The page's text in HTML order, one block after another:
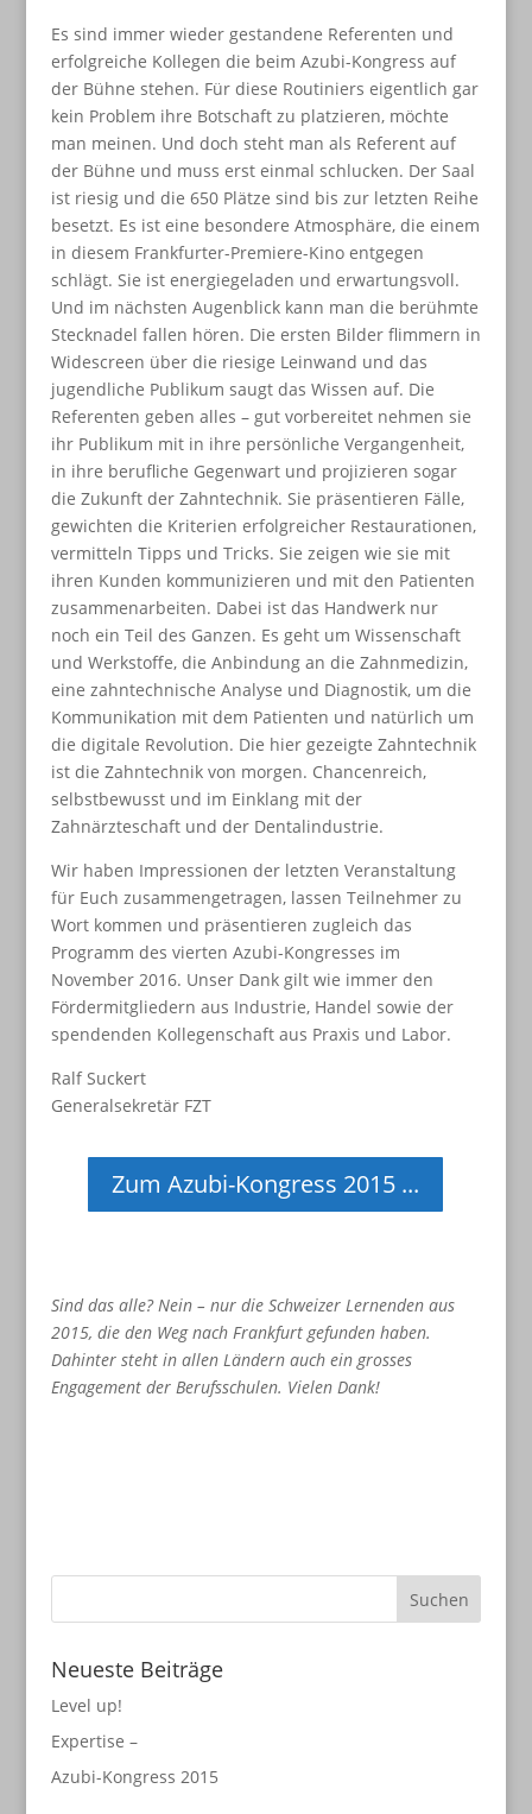
Es sind immer wieder gestandene Referenten und
erfolgreiche Kollegen die beim Azubi-Kongress auf
der Bühne stehen. Für diese Routiniers eigentlich gar
kein Problem ihre Botschaft zu platzieren, möchte
man meinen. Und doch steht man als Referent auf
der Bühne und muss erst einmal schlucken. Der Saal
ist riesig und die 650 Plätze sind bis zur letzten Reihe
besetzt. Es ist eine besondere Atmosphäre, die einem
in diesem Frankfurter-Premiere-Kino entgegen
schlägt. Sie ist energiegeladen und erwartungsvoll.
Und im nächsten Augenblick kann man die berühmte
Stecknadel fallen hören. Die ersten Bilder flimmern in
Widescreen über die riesige Leinwand und das
jugendliche Publikum saugt das Wissen auf. Die
Referenten geben alles – gut vorbereitet nehmen sie
ihr Publikum mit in ihre persönliche Vergangenheit,
in ihre berufliche Gegenwart und projizieren sogar
die Zukunft der Zahntechnik. Sie präsentieren Fälle,
gewichten die Kriterien erfolgreicher Restaurationen,
vermitteln Tipps und Tricks. Sie zeigen wie sie mit
ihren Kunden kommunizieren und mit den Patienten
zusammenarbeiten. Dabei ist das Handwerk nur
noch ein Teil des Ganzen. Es geht um Wissenschaft
und Werkstoffe, die Anbindung an die Zahnmedizin,
eine zahntechnische Analyse und Diagnostik, um die
Kommunikation mit dem Patienten und natürlich um
die digitale Revolution. Die hier gezeigte Zahntechnik
ist die Zahntechnik von morgen. Chancenreich,
selbstbewusst und im Einklang mit der
Zahnärzteschaft und der Dentalindustrie.
Wir haben Impressionen der letzten Veranstaltung
für Euch zusammengetragen, lassen Teilnehmer zu
Wort kommen und präsentieren zugleich das
Programm des vierten Azubi-Kongresses im
November 2016. Unser Dank gilt wie immer den
Fördermitgliedern aus Industrie, Handel sowie der
spendenden Kollegenschaft aus Praxis und Labor.
Ralf Suckert
Generalsekretär FZT
Zum Azubi-Kongress 2015 ...
Sind das alle? Nein – nur die Schweizer Lernenden aus
2015, die den Weg nach Frankfurt gefunden haben.
Dahinter steht in allen Ländern auch ein grosses
Engagement der Berufsschulen. Vielen Dank!
Neueste Beiträge
Level up!
Expertise –
Azubi-Kongress 2015